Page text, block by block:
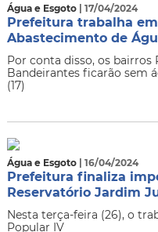
Água e Esgoto | 17/04/2024
Prefeitura trabalha
Abastecimento de
Por conta disso, os bairros
Bandeirantes ficarão sem
(17)
Água e Esgoto | 16/04/2024
Prefeitura finaliza
Reservatório Jardim
Nesta terça-feira (26), o
Popular IV